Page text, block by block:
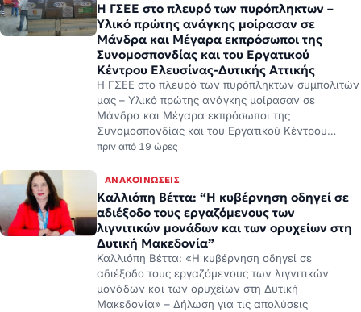
H ΓΣΕΕ στο πλευρό των πυρόπληκτων –
Υλικό πρώτης ανάγκης μοίρασαν σε
Μάνδρα και Μέγαρα εκπρόσωποι της
Συνομοσπονδίας και του Εργατικού
Κέντρου Ελευσίνας-Δυτικής Αττικής
H ΓΣΕΕ στο πλευρό των πυρόπληκτων συμπολιτών
μας – Υλικό πρώτης ανάγκης μοίρασαν σε
Μάνδρα και Μέγαρα εκπρόσωποι της
Συνομοσπονδίας και του Εργατικού Κέντρου…
πριν από 19 ώρες
ΑΝΑΚΟΙΝΏΣΕΙΣ
Καλλιόπη Βέττα: “Η κυβέρνηση οδηγεί σε
αδιέξοδο τους εργαζόμενους των
λιγνιτικών μονάδων και των ορυχείων στη
Δυτική Μακεδονία”
Καλλιόπη Βέττα: «Η κυβέρνηση οδηγεί σε
αδιέξοδο τους εργαζόμενους των λιγνιτικών
μονάδων και των ορυχείων στη Δυτική
Μακεδονία» – Δήλωση για τις απολύσεις